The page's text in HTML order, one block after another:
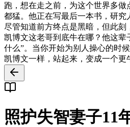
跑，想在走之前，为这个世界多做
都猛。他正在写最后一本书，研究
尽管知道前方终点是黑暗，但此刻
凯博文这老哥到底牛在哪？他这辈
什么”。当你开始为别人操心的时
凯博文一样，站起来，变成一个更
照护失智妻子11